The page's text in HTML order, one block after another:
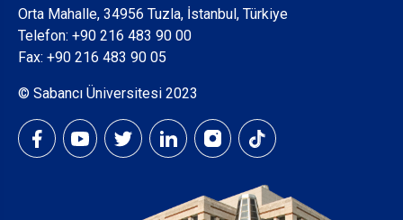
Orta Mahalle, 34956 Tuzla, İstanbul, Türkiye
Telefon: +90 216 483 90 00
Fax: +90 216 483 90 05
© Sabancı Üniversitesi 2023